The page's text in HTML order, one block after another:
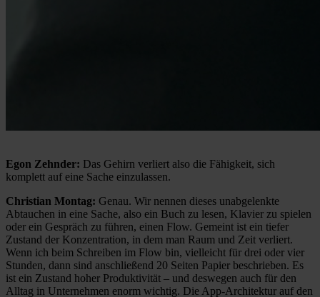
Egon Zehnder: Das Gehirn verliert also die Fähigkeit, sich
komplett auf eine Sache einzulassen.
Christian Montag: Genau. Wir nennen dieses unabgelenkte
Abtauchen in eine Sache, also ein Buch zu lesen, Klavier zu spielen
oder ein Gespräch zu führen, einen Flow. Gemeint ist ein tiefer
Zustand der Konzentration, in dem man Raum und Zeit verliert.
Wenn ich beim Schreiben im Flow bin, vielleicht für drei oder vier
Stunden, dann sind anschließend 20 Seiten Papier beschrieben. Es
ist ein Zustand hoher Produktivität – und deswegen auch für den
Alltag in Unternehmen enorm wichtig. Die App-Architektur auf den